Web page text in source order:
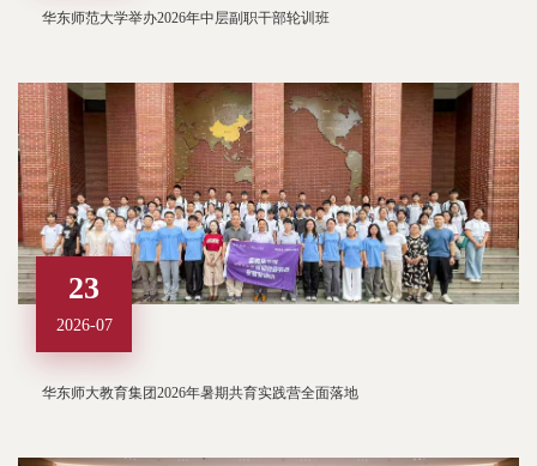
华东师范大学举办2026年中层副职干部轮训班
23
2026-07
华东师大教育集团2026年暑期共育实践营全面落地